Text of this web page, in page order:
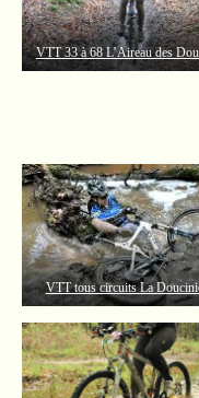
VTT 33 à 68 L’Aireau des
VTT tous circuits La